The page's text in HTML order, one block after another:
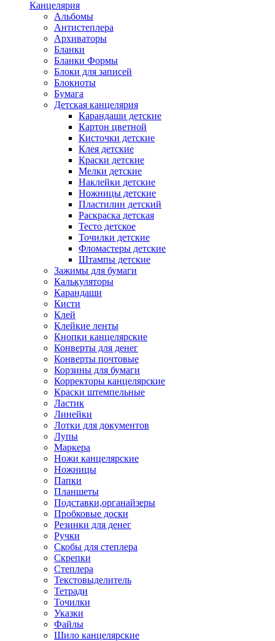
Канцелярия
Альбомы
Антистеплера
Архиваторы
Бланки
Бланки Формы
Блоки для записей
Блокноты
Бумага
Детская канцелярия
Карандаши детские
Картон цветной
Кисточки детские
Клея детские
Краски детские
Мелки детские
Наклейки детские
Ножницы детские
Пластилин детский
Раскраска детская
Тесто детское
Точилки детские
Фломастеры детские
Штампы детские
Зажимы для бумаги
Калькуляторы
Карандаши
Кисти
Клей
Клейкие ленты
Кнопки канцелярские
Конверты для денег
Конверты почтовые
Корзины для бумаги
Корректоры канцелярские
Краски штемпельные
Ластик
Линейки
Лотки для документов
Лупы
Маркера
Ножи канцелярские
Ножницы
Папки
Планшеты
Подставки,органайзеры
Пробковые доски
Резинки для денег
Ручки
Скобы для степлера
Скрепки
Степлера
Текстовыделитель
Тетради
Точилки
Указки
Файлы
Шило канцелярские